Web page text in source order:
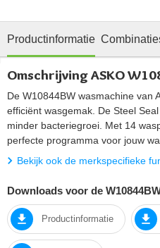
Productinformatie
Omschrijving ASKO
De W10844BW wasmachine van
efficiënt wasgemak. De Steel
minder bacteriegroei. Met 14
perfecte programma voor jouw
Bekijk ook de merkspecifieke
Downloads voor de
Productinformatie